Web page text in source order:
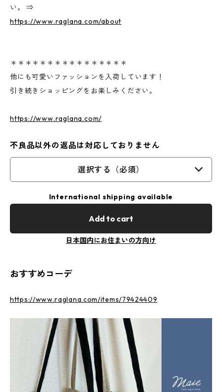
い。 ⇒
https://www.raglana.com/about
＊＊＊＊＊＊＊＊＊＊＊＊＊＊＊＊
他にも可愛いファッションを入荷しています！
引き続きショッピングをお楽しみください。
https://www.raglana.com/
不良品以外の返品は対応しておりません
選択する（必須）
International shipping available
Add to cart
日本国内にお住まいの方向け
おすすめコーデ
https://www.raglana.com/items/79424409